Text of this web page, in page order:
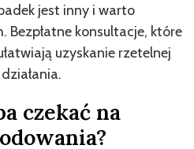
jest inny i warto
Bezpłatne konsultacje, które
uzyskanie rzetelnej
czekać na